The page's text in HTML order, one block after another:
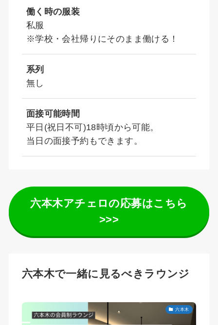
働く時の服装
私服
※学校・会社帰りにそのまま働ける！
系列
無し
面接可能時間
平日(祝日不可)18時頃から可能。
当日の面接予約もできます。
六本木アチェロの応募はこちら
>>>
六本木で一緒に見るべきラウンジ
六本木